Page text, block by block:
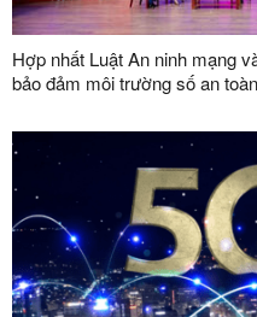
Hợp nhất Luật An ninh mạng
bảo đảm môi trường số an toàn